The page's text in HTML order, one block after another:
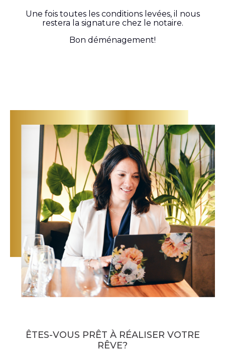
Une fois toutes les conditions levées, il nous
restera la signature chez le notaire.
Bon déménagement!
ÊTES-VOUS PRÊT À RÉALISER VOTRE
RÊVE?